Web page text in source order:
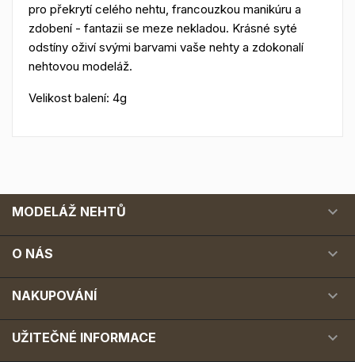
pro překrytí celého nehtu, francouzkou manikúru a
zdobení - fantazii se meze nekladou. Krásné syté
odstíny oživí svými barvami vaše nehty a zdokonalí
nehtovou modeláž.
Velikost balení: 4g
MODELÁŽ NEHTŮ 
O NÁS 
NAKUPOVÁNÍ 
UŽITEČNÉ INFORMACE 